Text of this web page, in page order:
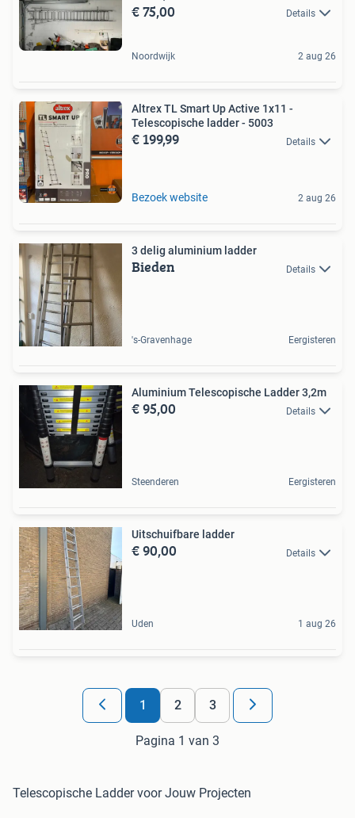
€ 75,00 Details
Noordwijk 2 aug 26
Altrex TL Smart Up Active 1x11 -
Telescopische ladder - 5003
€ 199,99 Details
Bezoek website 2 aug 26
3 delig aluminium ladder
Bieden Details
's-Gravenhage Eergisteren
Aluminium Telescopische Ladder 3,2m
€ 95,00 Details
Steenderen Eergisteren
Uitschuifbare ladder
€ 90,00 Details
Uden 1 aug 26
1 2 3
Pagina 1 van 3
Telescopische Ladder voor Jouw Projecten